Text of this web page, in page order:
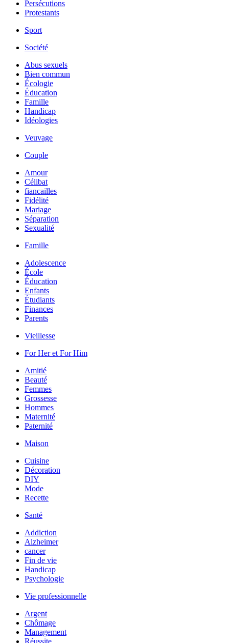
Persécutions
Protestants
Sport
Société
Abus sexuels
Bien commun
Écologie
Éducation
Famille
Handicap
Idéologies
Veuvage
Couple
Amour
Célibat
fiancailles
Fidélité
Mariage
Séparation
Sexualité
Famille
Adolescence
École
Éducation
Enfants
Étudiants
Finances
Parents
Vieillesse
For Her et For Him
Amitié
Beauté
Femmes
Grossesse
Hommes
Maternité
Paternité
Maison
Cuisine
Décoration
DIY
Mode
Recette
Santé
Addiction
Alzheimer
cancer
Fin de vie
Handicap
Psychologie
Vie professionnelle
Argent
Chômage
Management
Réussite